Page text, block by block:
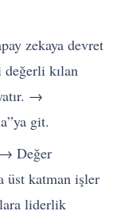
zekaya devret
değerli kılan
→
git.
→ Değer
üst katman işler
liderlik